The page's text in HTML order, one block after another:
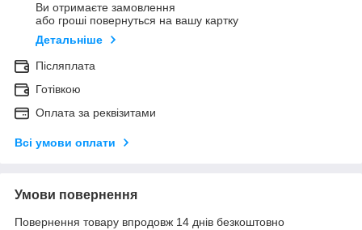
Ви отримаєте замовлення
або гроші повернуться на вашу картку
Детальніше
Післяплата
Готівкою
Оплата за реквізитами
Всі умови оплати
Умови повернення
Повернення товару впродовж 14 днів безкоштовно